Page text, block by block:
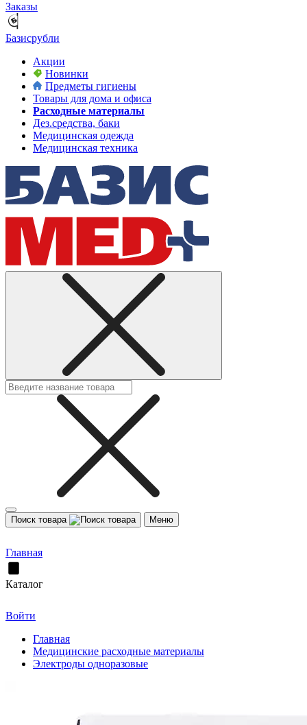
Заказы
Базисрубли
Акции
Новинки
Предметы гигиены
Товары для дома и офиса
Расходные материалы
Дез.средства, баки
Медицинская одежда
Медицинская техника
Поиск товара Меню
Главная
Каталог
Войти
Главная
Медицинские расходные материалы
Электроды одноразовые